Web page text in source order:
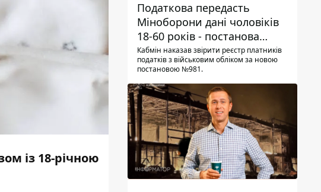
із 18-річною
Податкова передасть
Міноборони дані чоловіків
18-60 років - постанова
Кабміну
Кабмін наказав звірити реєстр платників
податків з військовим обліком за новою
постановою №981.